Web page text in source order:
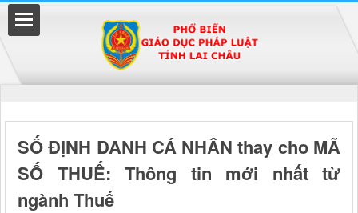
SỐ ĐỊNH DANH CÁ NHÂN thay cho MÃ
SỐ THUẾ: Thông tin mới nhất từ
ngành Thuế
Đã kết nối EMC